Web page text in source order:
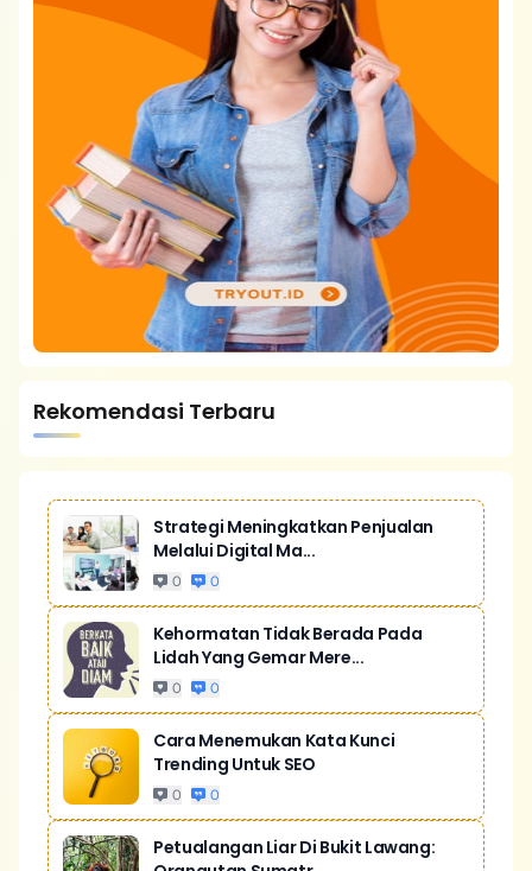
Rekomendasi Terbaru
Strategi Meningkatkan Penjualan
Melalui Digital Ma...
0 0
Kehormatan Tidak Berada Pada
Lidah Yang Gemar Mere...
0 0
Cara Menemukan Kata Kunci
Trending Untuk SEO
0 0
Petualangan Liar Di Bukit Lawang: